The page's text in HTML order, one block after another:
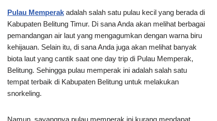
Pulau Memperak adalah salah satu pulau kecil yang berada di
Kabupaten Belitung Timur. Di sana Anda akan melihat berbagai
pemandangan air laut yang mengagumkan dengan warna biru
kehijauan. Selain itu, di sana Anda juga akan melihat banyak
biota laut yang cantik saat one day trip di Pulau Memperak,
Belitung. Sehingga pulau memperak ini adalah salah satu
tempat terbaik di Kabupaten Belitung untuk melakukan
snorkeling.
Namun, sayangnya pulau memperak ini kurang mendapat